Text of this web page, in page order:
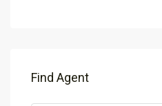
Find Agent